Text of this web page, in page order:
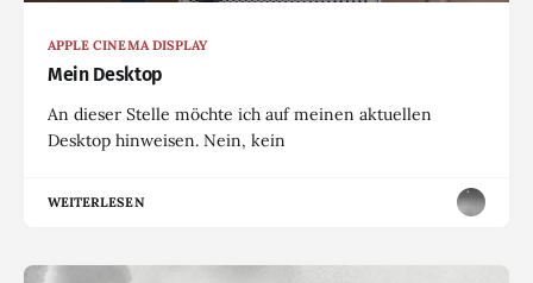
APPLE CINEMA DISPLAY
Mein Desktop
An dieser Stelle möchte ich auf meinen aktuellen
Desktop hinweisen. Nein, kein
WEITERLESEN